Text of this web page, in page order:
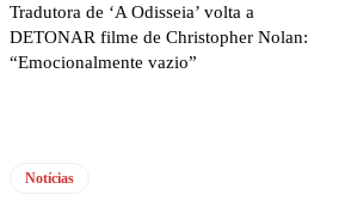
Tradutora de ‘A Odisseia’ volta a
DETONAR filme de Christopher Nolan:
“Emocionalmente vazio”
Notícias